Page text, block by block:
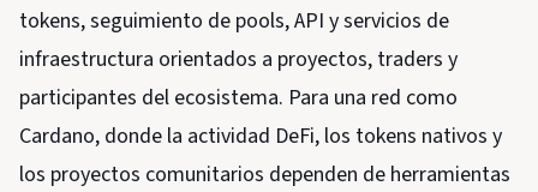
tokens, seguimiento de pools, API y servicios de
infraestructura orientados a proyectos, traders y
participantes del ecosistema. Para una red como
Cardano, donde la actividad DeFi, los tokens nativos y
los proyectos comunitarios dependen de herramientas